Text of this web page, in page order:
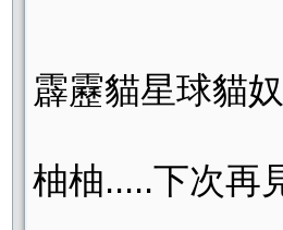
霹靂貓星球貓
柚柚.....下次再